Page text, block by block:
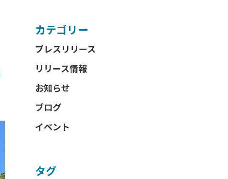
カテゴリー
プレスリリース
リリース情報
お知らせ
ブログ
イベント
タグ